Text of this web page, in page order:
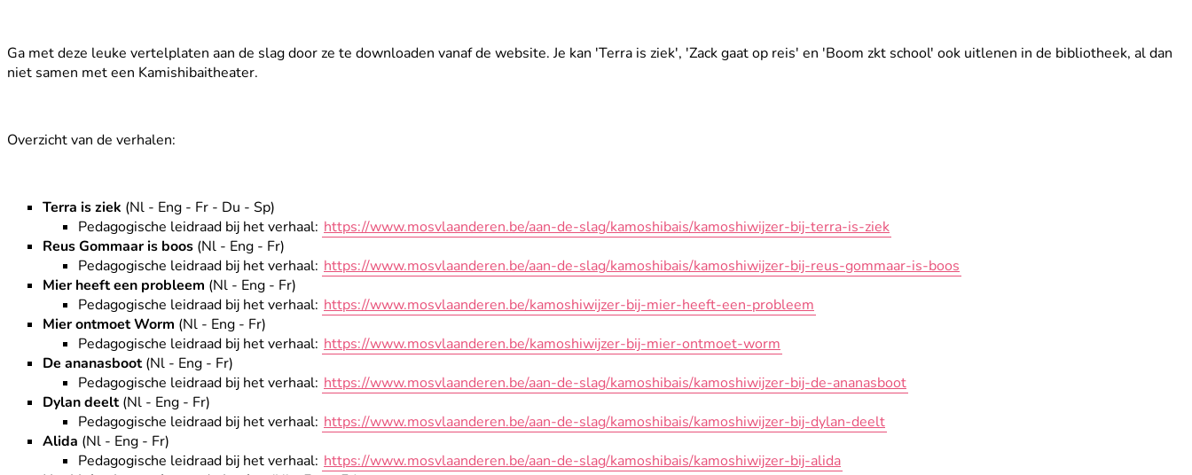
Ga met deze leuke vertelplaten aan de slag door ze te downloaden vanaf de website. Je kan 'Terra is ziek', 'Zack gaat op reis' en 'Boom zkt school' ook uitlenen in de bibliotheek, al dan
niet samen met een Kamishibaitheater.
Overzicht van de verhalen:
Terra is ziek (Nl - Eng - Fr - Du - Sp)
Pedagogische leidraad bij het verhaal: https://www.mosvlaanderen.be/aan-de-slag/kamoshibais/kamoshiwijzer-bij-terra-is-ziek
Reus Gommaar is boos (Nl - Eng - Fr)
Pedagogische leidraad bij het verhaal: https://www.mosvlaanderen.be/aan-de-slag/kamoshibais/kamoshiwijzer-bij-reus-gommaar-is-boos
Mier heeft een probleem (Nl - Eng - Fr)
Pedagogische leidraad bij het verhaal: https://www.mosvlaanderen.be/kamoshiwijzer-bij-mier-heeft-een-probleem
Mier ontmoet Worm (Nl - Eng - Fr)
Pedagogische leidraad bij het verhaal: https://www.mosvlaanderen.be/kamoshiwijzer-bij-mier-ontmoet-worm
De ananasboot(Nl - Eng - Fr)
Pedagogische leidraad bij het verhaal: https://www.mosvlaanderen.be/aan-de-slag/kamoshibais/kamoshiwijzer-bij-de-ananasboot
Dylan deelt(Nl - Eng - Fr)
Pedagogische leidraad bij het verhaal: https://www.mosvlaanderen.be/aan-de-slag/kamoshibais/kamoshiwijzer-bij-dylan-deelt
Alida (Nl - Eng - Fr)
Pedagogische leidraad bij het verhaal: https://www.mosvlaanderen.be/aan-de-slag/kamoshibais/kamoshiwijzer-bij-alida